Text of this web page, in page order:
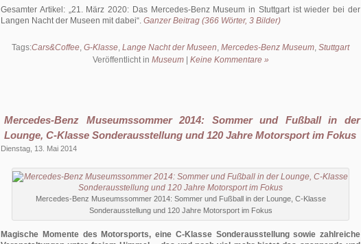
Gesamter Artikel:
21. März 2020: Das Mercedes-Benz Museum in Stuttgart ist wieder bei der
Langen Nacht der Museen mit dabei . Ganzer Beitrag (366 Wörter, 3 Bilder)
Tags:Cars&Coffee, G-Klasse, Lange Nacht der Museen, Mercedes-Benz Museum, Stuttgart
Veröffentlicht in Museum| Keine Kommentare »
Mercedes-Benz Museumssommer 2014: Sommer und Fußball in der
Lounge, C-Klasse Sonderausstellung und 120 Jahre Motorsport im Fokus
Dienstag, 13. Mai 2014
Mercedes-Benz Museumssommer 2014: Sommer und Fußball in der Lounge, C-Klasse
Sonderausstellung und 120 Jahre Motorsport im Fokus
Magische Momente des Motorsports, eine C-Klasse Sonderausstellung sowie zahlreiche